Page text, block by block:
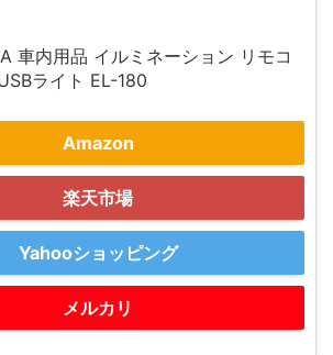
車内用品 イルミネーション リモコ
ライト EL-180
Amazon
楽天市場
Yahooショッピング
メルカリ